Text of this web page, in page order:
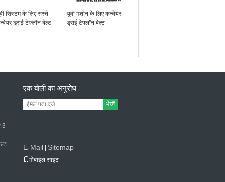
सिस्टम के लिए सस्ते
ड्राई टेफ्लॉन बेल्ट
यूवी मशीन के लिए कन्वेयर
ड्राई टेफ्लॉन बेल्ट
3
एक बोली का अनुरोध
भेजें
E-Mail Sitemap
मोबाइल साइट